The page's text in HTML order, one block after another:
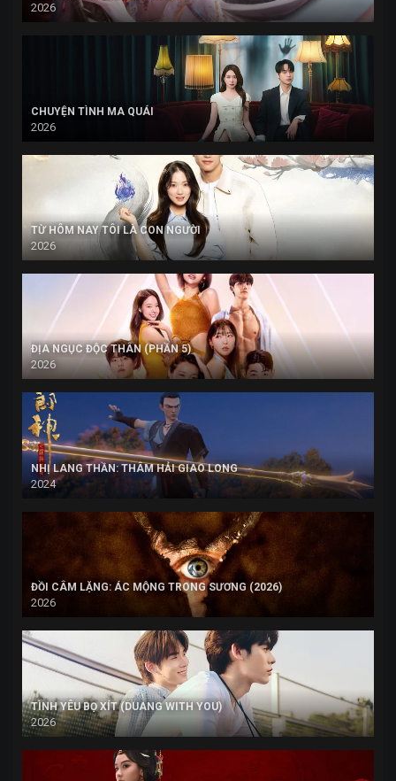
2026
CHUYỆN TÌNH MA QUÁI
2026
TỪ HÔM NAY TÔI LÀ CON NGƯỜI
2026
ĐỊA NGỤC ĐỘC THÂN (PHẦN 5)
2026
NHỊ LANG THẦN: THÂM HẢI GIAO LONG
2024
ĐỒI CÂM LẶNG: ÁC MỘNG TRONG SƯƠNG (2026)
2026
TÌNH YÊU BỌ XÍT (DUANG WITH YOU)
2026